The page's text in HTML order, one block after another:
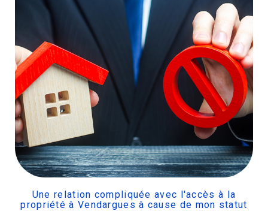
Une relation compliquée avec l'accès à la
propriété à Vendargues à cause de mon statut